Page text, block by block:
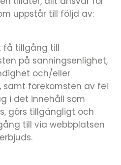
uppstår till följd av:
få tillgång till
på sanningsenlighet,
och/eller
förekomsten av fel
i det innehåll som
görs tillgängligt och
till via webbplatsen